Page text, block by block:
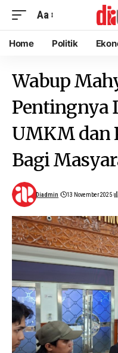
Aa
Home Politik
Wabup
Pentingnya
UMKM dan
Bagi
Diadmin 13 November 2025